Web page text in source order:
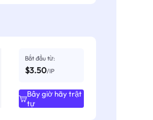
Bắt đầu từ:
$3.50/IP
Bây giờ hãy trật
tự